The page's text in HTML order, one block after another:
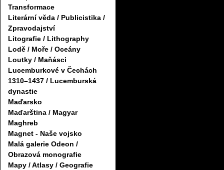
Transformace
Literární věda / Publicistika /
Zpravodajství
Litografie / Lithography
Lodě / Moře / Oceány
Loutky / Maňásci
Lucemburkové v Čechách
1310–1437 / Lucemburská
dynastie
Maďarsko
Maďarština / Magyar
Maghreb
Magnet - Naše vojsko
Malá galerie Odeon /
Obrazová monografie
Mapy / Atlasy / Geografie